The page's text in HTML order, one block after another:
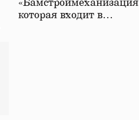
которая входит в…